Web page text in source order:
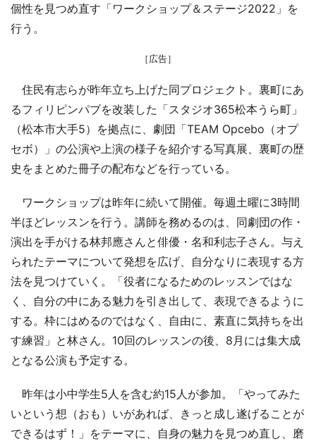
個性を見つめ直す「ワークショップ＆ステージ2022」を
行う。
［広告］
住民有志らが昨年立ち上げた同プロジェクト。裏町にあ
るフィリピンパブを改装した「スタジオ365松本うら町」
（松本市大手5）を拠点に、劇団「TEAM Opcebo（オプ
セボ）」の公演や上演の様子を紹介する写真展、裏町の歴
史をまとめた冊子の配布などを行っている。
ワークショップは昨年に続いて開催。毎週土曜に3時間
半ほどレッスンを行う。講師を務めるのは、同劇団の作・
演出を手がける林邦應さんと俳優・名和利志子さん。与え
られたテーマについて発想を広げ、自分なりに表現する方
法を見つけていく。「役者になるためのレッスンではな
く、自分の中にある魅力を引き出して、表現できるように
する。枠にはめるのではなく、自由に、素直に気持ちを出
す練習」と林さん。10回のレッスンの後、8月には集大成
となる公演も予定する。
昨年は小中学生5人を含む約15人が参加。「やってみた
いという想（おも）いがあれば、きっと成し遂げることが
できるはず！」をテーマに、自身の魅力を見つめ直し、磨